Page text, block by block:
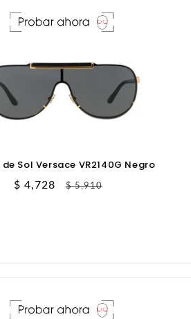
Sol Versace VR2140G Negro
Precio
$ 4,728
Precio
$ 5,910